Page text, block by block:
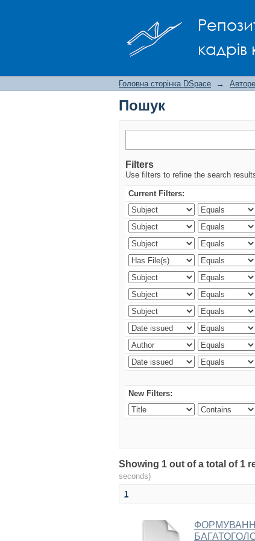
кадрів
Головна сторінка DSpace →
Пошук
Filters
Use filters to refine the search
Current Filters:
New Filters:
Showing 1 out of a total of 1
seconds)
1